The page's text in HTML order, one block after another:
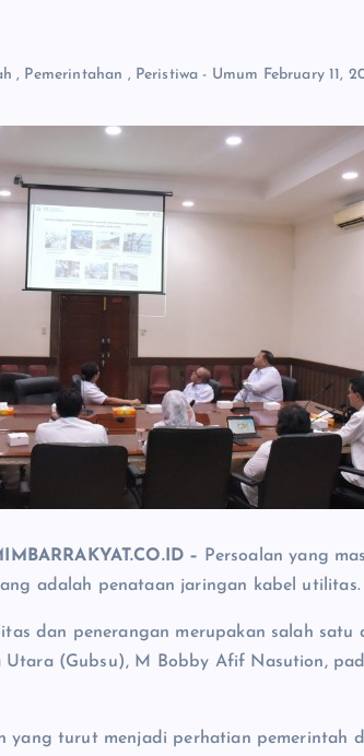
, Pemerintahan , Peristiwa - Umum February 11,
– Persoalan yang
adalah penataan jaringan kabel utilitas.
dan penerangan merupakan salah
Utara (Gubsu), M Bobby Afif Nasution,
yang turut menjadi perhatian pemerintah